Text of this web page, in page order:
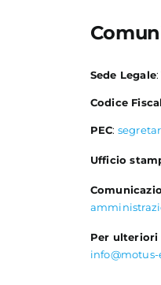
Sede Legale
Codice
PEC:
Ufficio
Per ulteriori
info@motus-